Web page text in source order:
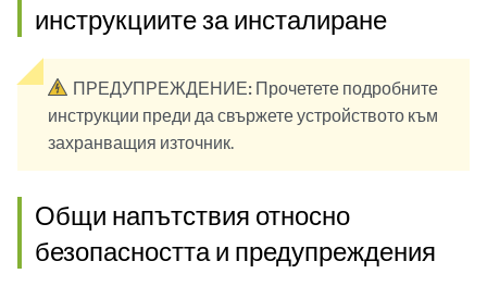
инструкциите за инсталиране
ПРЕДУПРЕЖДЕНИЕ: Прочетете подробните
инструкции преди да свържете устройството към
захранващия източник.
Общи напътствия относно
безопасността и предупреждения